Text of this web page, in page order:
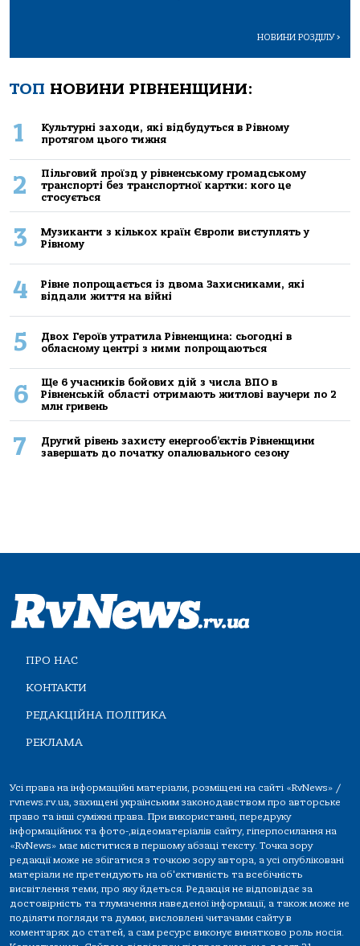
НОВИНИ РОЗДІЛУ>
ТОП НОВИНИ РІВНЕНЩИНИ:
1
Культурні заходи, які відбудуться в Рівному
протягом цього тижня
2
Пільговий проїзд у рівненському громадському
транспорті без транспортної картки: кого це
стосується
3
Музиканти з кількох країн Європи виступлять у
Рівному
4
Рівне попрощається із двома Захисниками, які
віддали життя на війні
5
Двох Героїв утратила Рівненщина: сьогодні в
обласному центрі з ними попрощаються
6
Ще 6 учасників бойових дій з числа ВПО в
Рівненській області отримають житлові ваучери по 2
млн гривень
7
Другий рівень захисту енергооб’єктів Рівненщини
завершать до початку опалювального сезону
ПРО НАС
КОНТАКТИ
РЕДАКЦІЙНА ПОЛІТИКА
РЕКЛАМА
Усі права на інформаційні матеріали, розміщені на сайті «RvNews» /
rvnews.rv.ua, захищені українським законодавством про авторське
право та інші суміжні права. При використанні, передруку
інформаційних та фото-,відеоматеріалів сайту, гіперпосилання на
«RvNews» має міститися в першому абзаці тексту. Точка зору
редакції може не збігатися з точкою зору автора, а усі опубліковані
матеріали не претендують на об'єктивність та всебічність
висвітлення теми, про яку йдеться. Редакція не відповідає за
достовірність та тлумачення наведеної інформації, а також може не
поділяти погляди та думки, висловлені читачами сайту в
коментарях до статей, а сам ресурс виконує винятково роль носія.